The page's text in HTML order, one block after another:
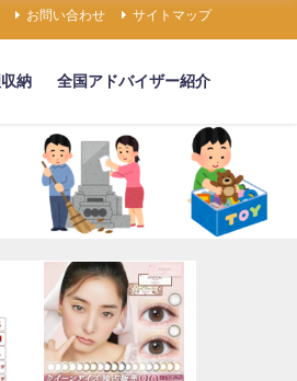
お問い合わせ サイトマップ
納 全国アドバイザー紹介